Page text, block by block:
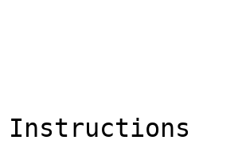
Instructions